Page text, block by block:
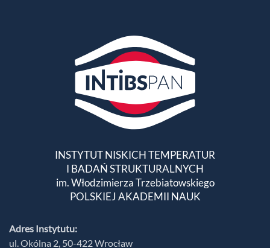
INSTYTUT NISKICH TEMPERATUR
I BADAŃ STRUKTURALNYCH
im. Włodzimierza Trzebiatowskiego
POLSKIEJ AKADEMII NAUK
Adres Instytutu:
ul. Okólna 2, 50-422 Wrocław